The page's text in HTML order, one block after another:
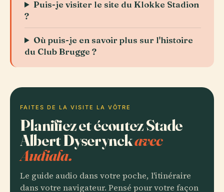
Puis-je visiter le site du Klokke Stadion
?
Où puis-je en savoir plus sur l'histoire
du Club Brugge ?
FAITES DE LA VISITE LA VÔTRE
Planifiez et écoutez Stade
Albert Dyserynckavec
Audiala.
Le guide audio dans votre poche, l'itinéraire
dans votre navigateur. Pensé pour votre façon